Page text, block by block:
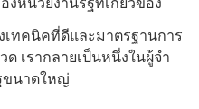
เทคนิคที่ดีและมาตรฐานการ
เรากลายเป็นหนึ่งในผู้จํา
ขนาดใหญ่